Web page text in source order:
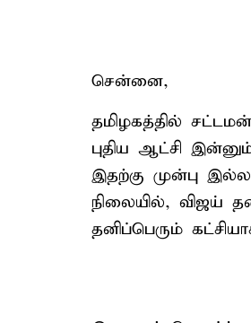
சென்னை,
தமிழகத்தில்
புதிய ஆட்சி
இதற்கு முன்பு
நிலையில், விஜய்
தனிப்பெரும்